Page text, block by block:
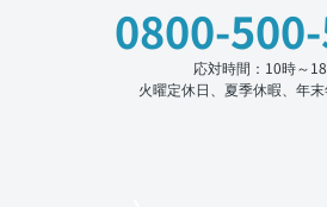
0800-
応対時間：10時～
火曜定休日、夏季休暇、年末